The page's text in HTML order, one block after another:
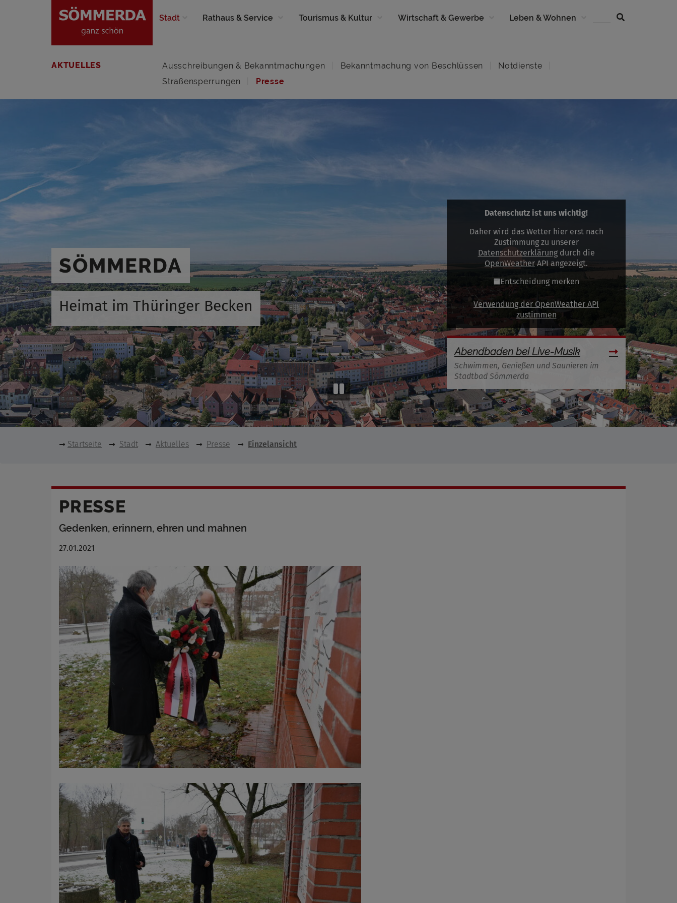
Stadt Rathaus & Service Tourismus & Kultur Wirtschaft & Gewerbe Leben & Wohnen
AKTUELLES Ausschreibungen & Bekanntmachungen Bekanntmachung von Beschlüssen
Notdienste
Straßensperrungen
Presse
SÖMMERDA
Heimat im Thüringer Becken
Datenschutz ist uns wichtig!
Daher wird das Wetter hier erst nach
Zustimmung zu unserer
Datenschutzerklärungdurch die
OpenWeather API angezeigt.
Entscheidung merken
Verwendung der OpenWeather API
zustimmen
Abendbaden bei Live-Musik
Schwimmen, Genießen und Saunieren im
Stadtbad Sömmerda
Startseite Stadt Aktuelles Presse Einzelansicht
PRESSE
Gedenken, erinnern, ehren und mahnen
27.01.2021